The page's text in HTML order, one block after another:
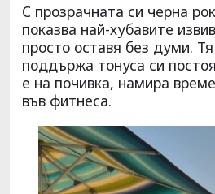
С прозрачната си черна
показва най-хубавите
просто оставя без думи.
поддържа тонуса си
е на почивка, намира
във фитнеса.